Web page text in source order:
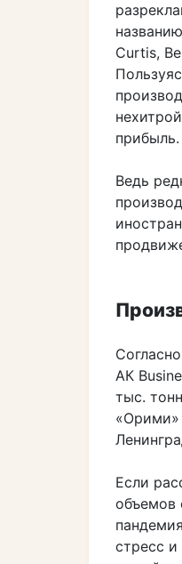
Curtis,
прибыль.
Ведь
АК
тыс.
«Орими»
Если
объемов
стресс и